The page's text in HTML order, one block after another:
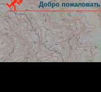
Добро пожаловать